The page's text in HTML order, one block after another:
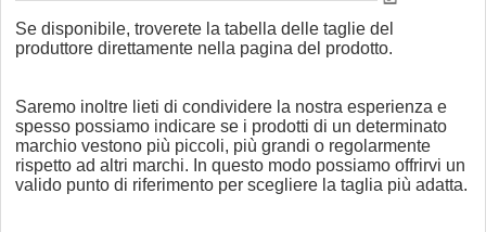
Se disponibile, troverete la tabella delle taglie del
produttore direttamente nella pagina del prodotto.
Saremo inoltre lieti di condividere la nostra esperienza e
spesso possiamo indicare se i prodotti di un determinato
marchio vestono più piccoli, più grandi o regolarmente
rispetto ad altri marchi. In questo modo possiamo offrirvi un
valido punto di riferimento per scegliere la taglia più adatta.